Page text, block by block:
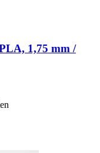
1,75 mm /